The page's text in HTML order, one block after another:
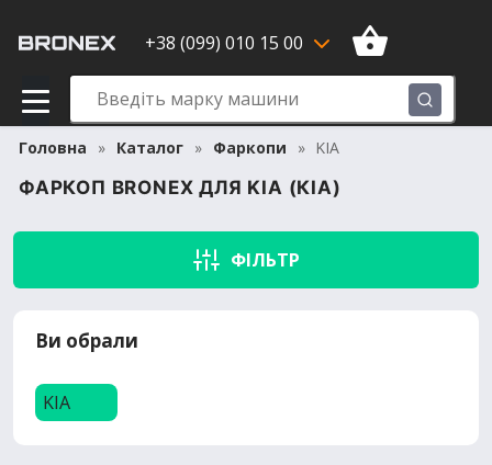
+38 (099) 010 15 00
Головна Каталог Фаркопи KIA
ФАРКОП BRONEX ДЛЯ KIA (КІА)
ФІЛЬТР
Ви обрали
KIA